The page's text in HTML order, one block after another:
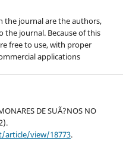
the journal are the authors,
journal. Because of this
free to use, with proper
applications
DE SUÃ?NOS NO
view/18773.